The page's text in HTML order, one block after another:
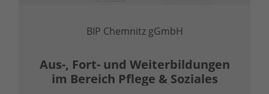
BIP Chemnitz gGmbH
Aus-, Fort- und Weiter­bildungen
im Bereich Pflege & Soziales